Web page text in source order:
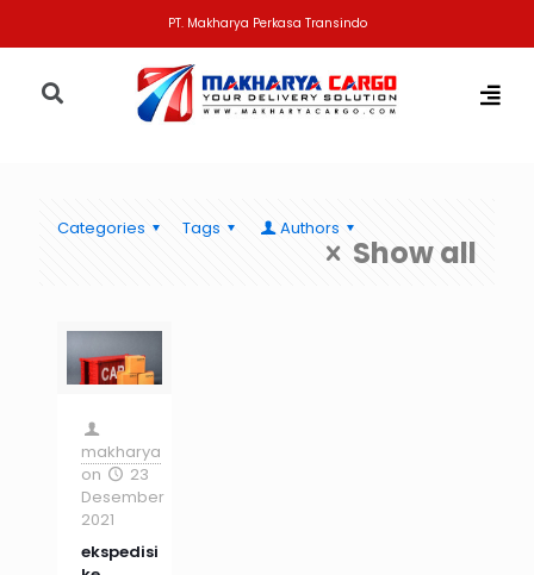
PT. Makharya Perkasa Transindo
Categories Tags Authors
Show all
makharya
on
23
Desember
2021
ekspedisi